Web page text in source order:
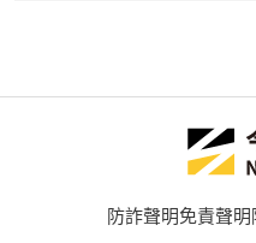
防詐聲明免責聲明